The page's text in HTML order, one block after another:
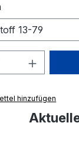
Anzahl:
hinzufügen